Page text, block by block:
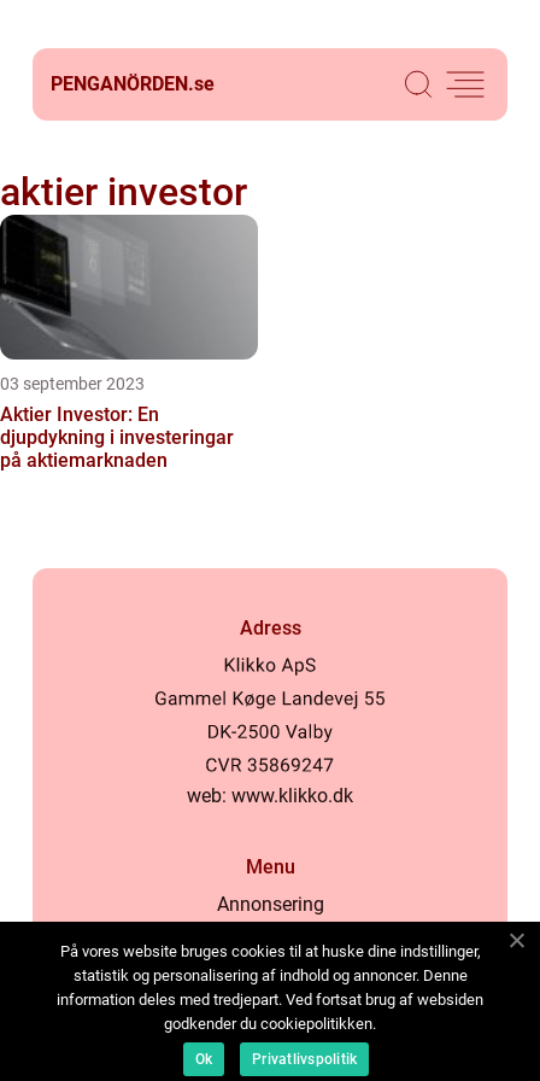
PENGANÖRDEN.se
aktier investor
03 september 2023
Aktier Investor: En
djupdykning i investeringar
på aktiemarknaden
Adress
web: www.klikko.dk
Menu
Annonsering
Cookies
Kontakta oss
Sitemap
På vores website bruges cookies til at huske dine indstillinger,
statistik og personalisering af indhold og annoncer. Denne
information deles med tredjepart. Ved fortsat brug af websiden
godkender du cookiepolitikken.
Ok Privatlivspolitik